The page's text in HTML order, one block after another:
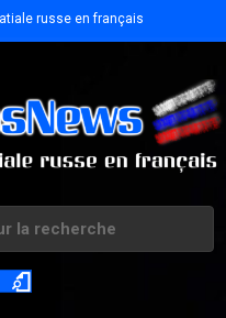
russe en français